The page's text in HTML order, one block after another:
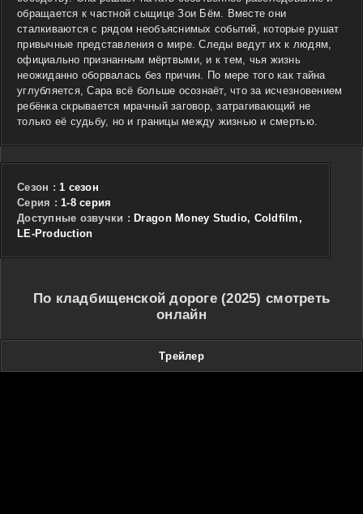
обращается к частной сыщице Зои Бём. Вместе они
сталкиваются с рядом необъяснимых событий, которые рушат
привычные представления о мире. Следы ведут их к людям,
официально признанным мёртвыми, и к тем, чья жизнь
неожиданно оборвалась без причин. По мере того как тайна
углубляется, Сара всё больше осознаёт, что за исчезновением
ребёнка скрывается мрачный заговор, затрагивающий не
только её судьбу, но и границы между жизнью и смертью.
Сезон : 1 сезон
Cерия : 1-8 серия
Доступные озвучки : Dragon Money Studio, Coldfilm,
LE-Production
По кладбищенской дороге (2025) смотреть
онлайн
Трейлер